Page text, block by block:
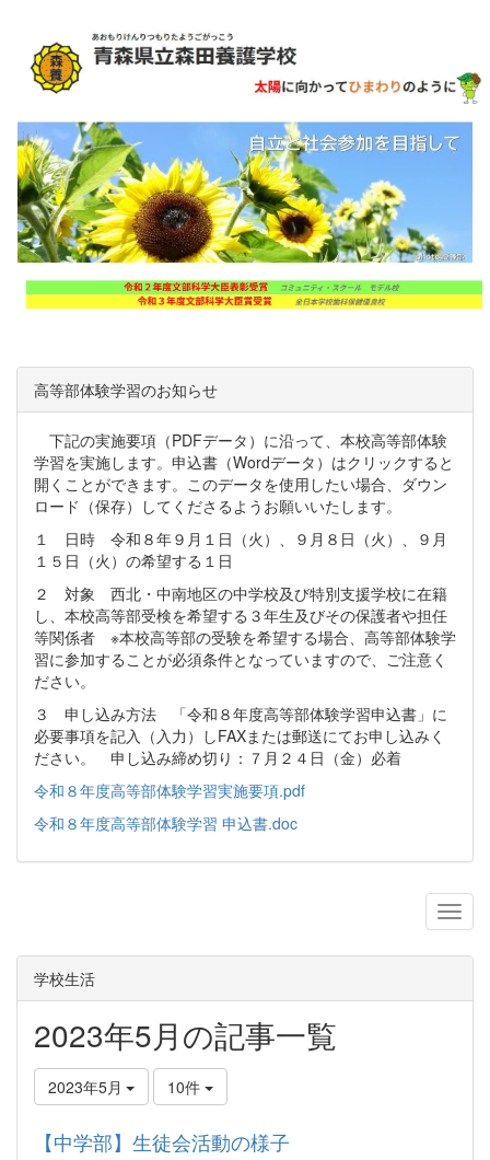
高等部体験学習のお知らせ
下記の実施要項（PDFデータ）に沿って、本校高等部体験
学習を実施します。申込書（Wordデータ）はクリックすると
開くことができます。このデータを使用したい場合、ダウン
ロード（保存）してくださるようお願いいたします。
１ 日時 令和８年９月１日（火）、９月８日（火）、９月
１５日（火）の希望する１日
２ 対象 西北・中南地区の中学校及び特別支援学校に在籍
し、本校高等部受検を希望する３年生及びその保護者や担任
等関係者 ※本校高等部の受験を希望する場合、高等部体験学
習に参加することが必須条件となっていますので、ご注意く
ださい。
３ 申し込み方法 「令和８年度高等部体験学習申込書」に
必要事項を記入（入力）しFAXまたは郵送にてお申し込みく
ださい。 申し込み締め切り：７月２４日（金）必着
令和８年度高等部体験学習実施要項.pdf
令和８年度高等部体験学習 申込書.doc
学校生活
2023年5月の記事一覧
2023年5月 10件
【中学部】生徒会活動の様子